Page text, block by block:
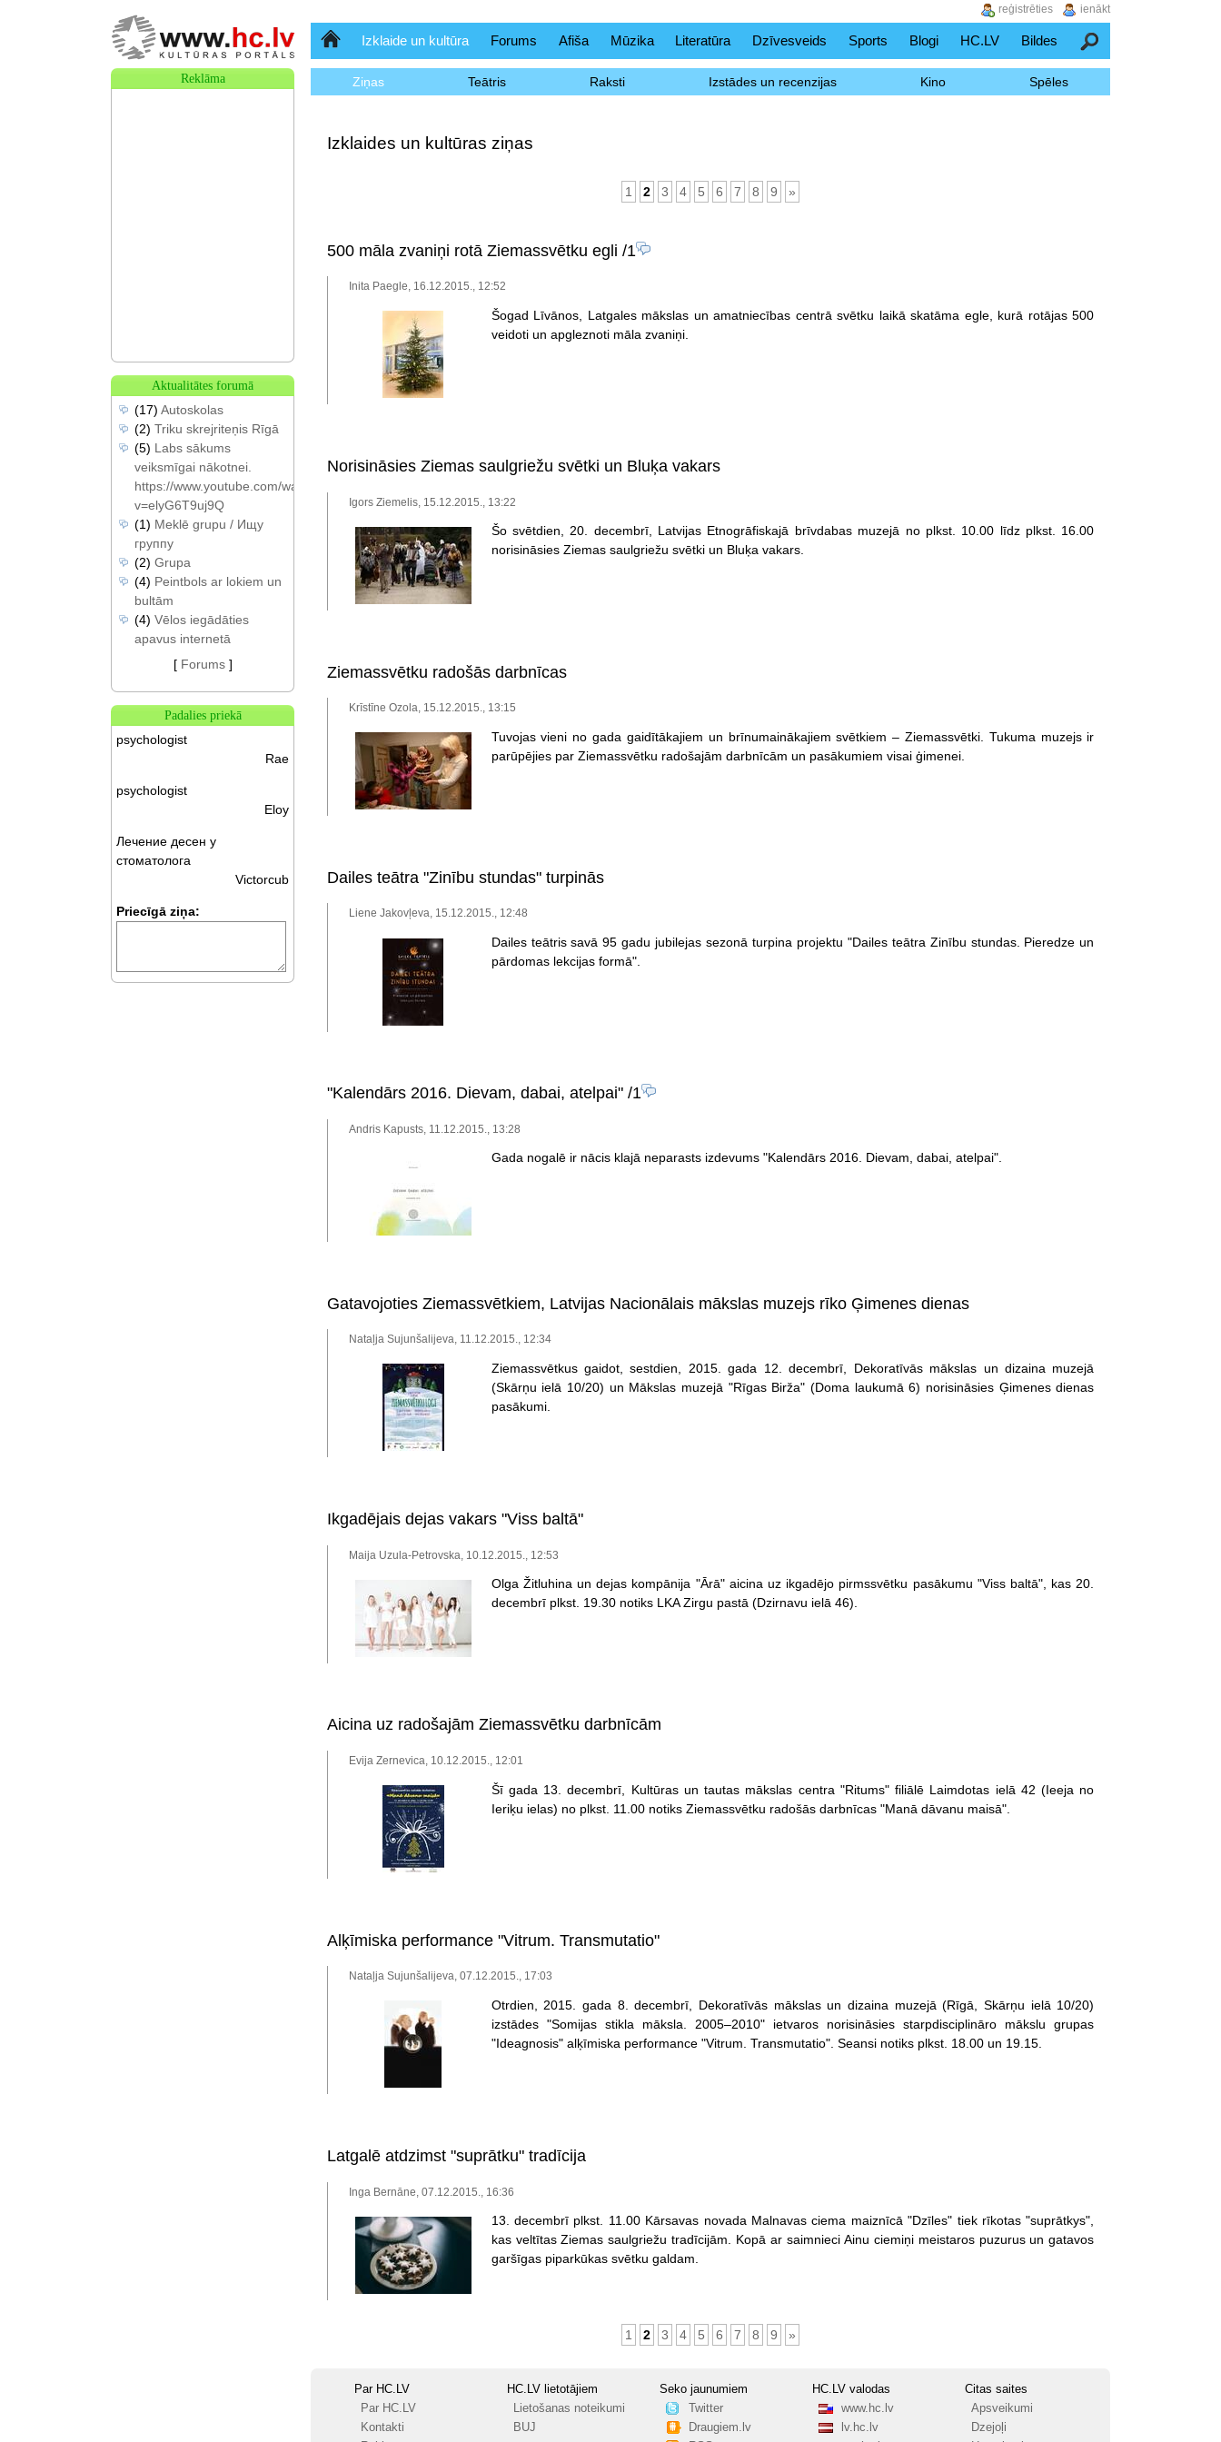
SākumlapaIzklaide un kultūra Forums Afiša Mūzika Literatūra Dzīvesveids Sports Blogi HC.LV Bildes Meklēšana
Ziņas Teātris Raksti Izstādes un recenzijas Kino Spēles
Izklaides un kultūras ziņas
1 2 3 4 5 6 7 8 9 »
500 māla zvaniņi rotā Ziemassvētku egli /1
Inita Paegle, 16.12.2015., 12:52
Šogad Līvānos, Latgales mākslas un amatniecības centrā svētku laikā skatāma egle, kurā rotājas 500
veidoti un apgleznoti māla zvaniņi.
Norisināsies Ziemas saulgriežu svētki un Bluķa vakars
Igors Ziemelis, 15.12.2015., 13:22
Šo svētdien, 20. decembrī, Latvijas Etnogrāfiskajā brīvdabas muzejā no plkst. 10.00 līdz plkst. 16.00
norisināsies Ziemas saulgriežu svētki un Bluķa vakars.
Ziemassvētku radošās darbnīcas
Krīstīne Ozola, 15.12.2015., 13:15
Tuvojas vieni no gada gaidītākajiem un brīnumainākajiem svētkiem – Ziemassvētki. Tukuma muzejs ir
parūpējies par Ziemassvētku radošajām darbnīcām un pasākumiem visai ģimenei.
Dailes teātra "Zinību stundas" turpinās
Liene Jakovļeva, 15.12.2015., 12:48
Dailes teātris savā 95 gadu jubilejas sezonā turpina projektu "Dailes teātra Zinību stundas. Pieredze un
pārdomas lekcijas formā".
"Kalendārs 2016. Dievam, dabai, atelpai"/1
Andris Kapusts, 11.12.2015., 13:28
Gada nogalē ir nācis klajā neparasts izdevums "Kalendārs 2016. Dievam, dabai, atelpai".
Gatavojoties Ziemassvētkiem, Latvijas Nacionālais mākslas muzejs rīko Ģimenes dienas
Nataļja Sujunšalijeva, 11.12.2015., 12:34
Ziemassvētkus gaidot, sestdien, 2015. gada 12. decembrī, Dekoratīvās mākslas un dizaina muzejā
(Skārņu ielā 10/20) un Mākslas muzejā "Rīgas Birža" (Doma laukumā 6) norisināsies Ģimenes dienas
pasākumi.
Ikgadējais dejas vakars "Viss baltā"
Maija Uzula-Petrovska, 10.12.2015., 12:53
Olga Žitluhina un dejas kompānija "Ārā" aicina uz ikgadējo pirmssvētku pasākumu "Viss baltā", kas 20.
decembrī plkst. 19.30 notiks LKA Zirgu pastā (Dzirnavu ielā 46).
Aicina uz radošajām Ziemassvētku darbnīcām
Evija Zernevica, 10.12.2015., 12:01
Šī gada 13. decembrī, Kultūras un tautas mākslas centra "Ritums" filiālē Laimdotas ielā 42 (Ieeja no
Ieriķu ielas) no plkst. 11.00 notiks Ziemassvētku radošās darbnīcas "Manā dāvanu maisā".
Alķīmiska performance "Vitrum. Transmutatio"
Nataļja Sujunšalijeva, 07.12.2015., 17:03
Otrdien, 2015. gada 8. decembrī, Dekoratīvās mākslas un dizaina muzejā (Rīgā, Skārņu ielā 10/20)
izstādes "Somijas stikla māksla. 2005–2010" ietvaros norisināsies starpdisciplināro mākslu grupas
"Ideagnosis" alķīmiska performance "Vitrum. Transmutatio". Seansi notiks plkst. 18.00 un 19.15.
Latgalē atdzimst "suprātku" tradīcija
Inga Bernāne, 07.12.2015., 16:36
13. decembrī plkst. 11.00 Kārsavas novada Malnavas ciema maiznīcā "Dzīles" tiek rīkotas "suprātkys",
kas veltītas Ziemas saulgriežu tradīcijām. Kopā ar saimnieci Ainu ciemiņi meistaros puzurus un gatavos
garšīgas piparkūkas svētku galdam.
1 2 3 4 5 6 7 8 9 »
Par HC.LV
Par HC.LV
Kontakti
HC.LV lietotājiem
Lietošanas noteikumi
BUJ
Seko jaunumiem
Twitter
Draugiem.lv
HC.LV valodas
www.hc.lv
lv.hc.lv
Citas saites
Apsveikumi
Dzejoļi
Reklāma
Aktualitātes forumā
(17) Autoskolas
(2) Triku skrejriteņis Rīgā
(5) Labs sākums
veiksmīgai nākotnei.
https://www.youtube.com/watch?
v=elyG6T9uj9Q
(1) Meklē grupu / Ищу
группу
(2) Grupa
(4) Peintbols ar lokiem un
bultām
(4) Vēlos iegādāties
apavus internetā
[ Forums]
Padalies priekā
psychologist
Rae
psychologist
Eloy
Лечение десен у
стоматолога
Victorcub
Priecīgā ziņa:
ienākt
reģistrēties